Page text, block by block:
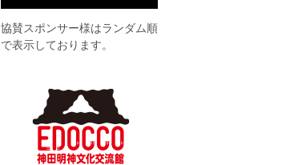
協賛スポンサー様はランダム順
で表示しております。